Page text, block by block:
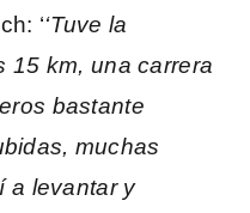
‘‘Tuve la
15 km, una carrera
bastante
muchas
a levantar y